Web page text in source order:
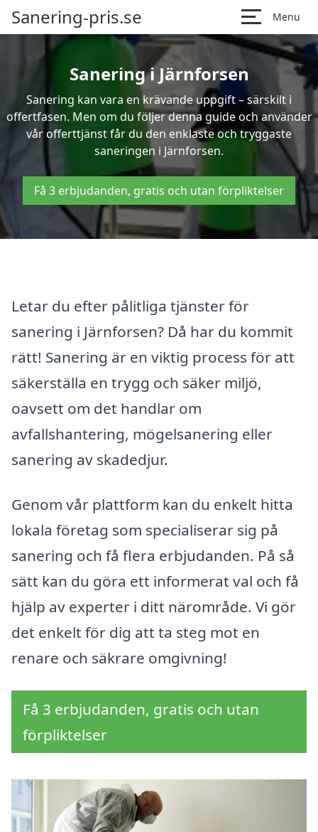
Sanering-pris.se Menu
Sanering i Järnforsen
Sanering kan vara en krävande uppgift – särskilt i
offertfasen. Men om du följer denna guide och använder
vår offerttjänst får du den enklaste och tryggaste
saneringen i Järnforsen.
Få 3 erbjudanden, gratis och utan förpliktelser
Letar du efter pålitliga tjänster för
sanering i Järnforsen? Då har du kommit
rätt! Sanering är en viktig process för att
säkerställa en trygg och säker miljö,
oavsett om det handlar om
avfallshantering, mögelsanering eller
sanering av skadedjur.
Genom vår plattform kan du enkelt hitta
lokala företag som specialiserar sig på
sanering och få flera erbjudanden. På så
sätt kan du göra ett informerat val och få
hjälp av experter i ditt närområde. Vi gör
det enkelt för dig att ta steg mot en
renare och säkrare omgivning!
Få 3 erbjudanden, gratis och utan
förpliktelser